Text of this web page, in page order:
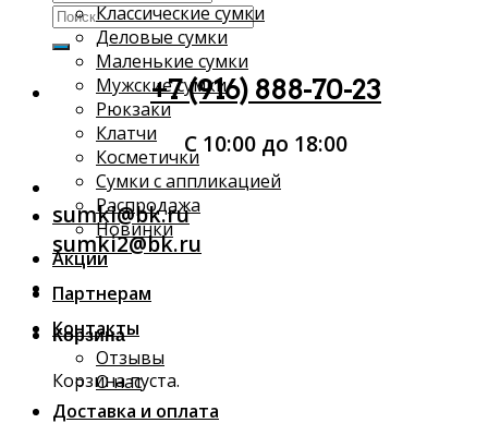
Искать:
+7 (916) 888-70-23
С 10:00 до 18:00
sumki@bk.ru
sumki2@bk.ru
Корзина
Корзина пуста.
Классические сумки
Деловые сумки
Маленькие сумки
Мужские сумки
Рюкзаки
Клатчи
Косметички
Сумки с аппликацией
Распродажа
Новинки
Акции
Партнерам
Контакты
Отзывы
О нас
Доставка и оплата